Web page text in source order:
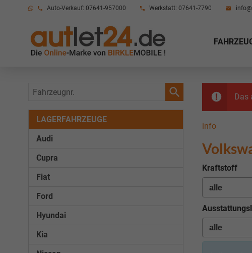
Auto-Verkauf: 07641-957000 Werkstatt: 07641-7790
Das
info
Kraftstoff
Fahrzeugnr.
LAGERFAHRZEUGE
Audi
Cupra
Fiat
Ford
Hyundai
Kia